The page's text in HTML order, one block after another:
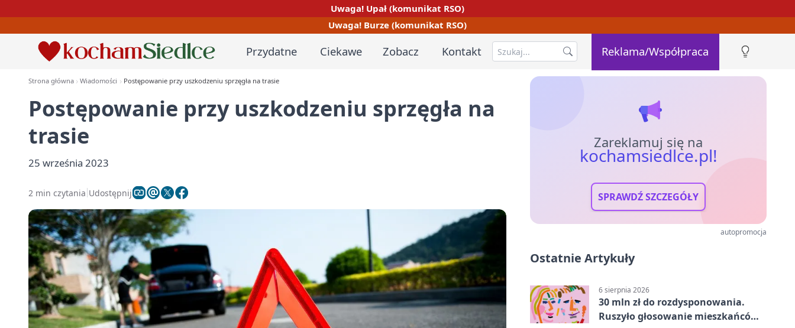
Uwaga! Upał (komunikat RSO)
Uwaga! Burze (komunikat RSO)
Przydatne Ciekawe Zobacz Kontakt Reklama/Współpraca
Strona główna Wiadomości Postępowanie przy uszkodzeniu sprzęgła na trasie
Postępowanie przy uszkodzeniu sprzęgła na
trasie
25 września 2023
2 min czytania Udostępnij
Zareklamuj się na
kochamsiedlce.pl!
SPRAWDŹ SZCZEGÓŁY
autopromocja
Ostatnie Artykuły
6 sierpnia 2026
30 mln zł do rozdysponowania.
Ruszyło głosowanie mieszkańców